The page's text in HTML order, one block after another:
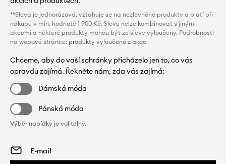
**Sleva je jednorázová, vztahuje se na nezlevněné produkty a platí při
nákupu v min. hodnotě 1 900 Kč. Slevu nelze kombinovat s jinými
akcemi a některé produkty mohou být ze slevy vyloučeny. Podrobnosti
na webové stránce: produkty vyloučené z akce
Chceme, aby do vaší schránky přicházelo jen to, co vás
opravdu zajímá. Řekněte nám, zda vás zajímá:
Dámská móda
Pánská móda
Výběr nabídky je volitelný.